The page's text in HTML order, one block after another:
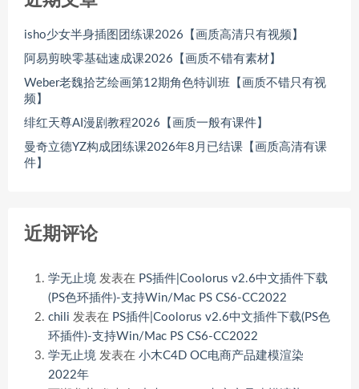
isho少女半身插图团练课2026【画质高清只有视频】
阿易剪映零基础速成课2026【画质不错有素材】
Weber老魏拾艺绘画第12期角色特训班【画质不错只有视
频】
绯红天尊AI漫剧教程2026【画质一般有课件】
曼奇立德YZ构成团练课2026年8月已结课【画质高清有课
件】
近期评论
学无止境 发表在 PS插件|Coolorus v2.6中文插件下载
(PS色环插件)-支持Win/Mac PS CS6-CC2022
chili 发表在 PS插件|Coolorus v2.6中文插件下载(PS色
环插件)-支持Win/Mac PS CS6-CC2022
学无止境 发表在 小木C4D OC电商产品建模渲染
2022年